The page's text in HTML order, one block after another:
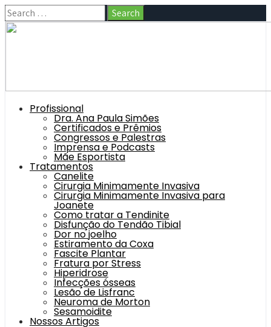
Profissional
Dra. Ana Paula Simões
Certificados e Prêmios
Congressos e Palestras
Imprensa e Podcasts
Mãe Esportista
Tratamentos
Canelite
Cirurgia Minimamente Invasiva
Cirurgia Minimamente Invasiva para
Joanete
Como tratar a Tendinite
Disfunção do Tendão Tibial
Dor no joelho
Estiramento da Coxa
Fascite Plantar
Fratura por Stress
Hiperidrose
Infecções ósseas
Lesão de Lisfranc
Neuroma de Morton
Sesamoidite
Nossos Artigos